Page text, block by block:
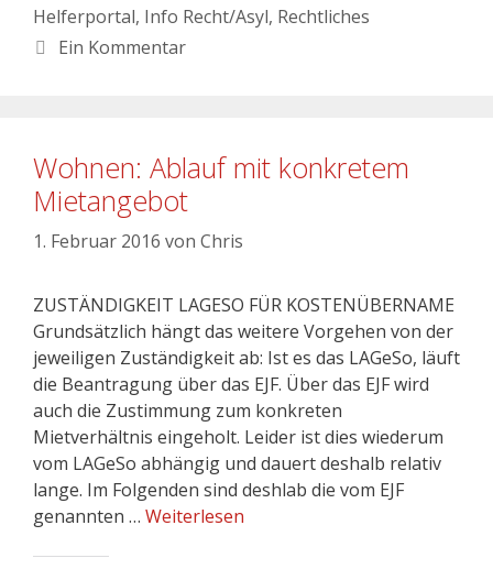
Helferportal, Info Recht/Asyl, Rechtliches
Ein Kommentar
Wohnen: Ablauf mit konkretem
Mietangebot
1. Februar 2016 von Chris
ZUSTÄNDIGKEIT LAGESO FÜR KOSTENÜBERNAME
Grundsätzlich hängt das weitere Vorgehen von der
jeweiligen Zuständigkeit ab: Ist es das LAGeSo, läuft
die Beantragung über das EJF. Über das EJF wird
auch die Zustimmung zum konkreten
Mietverhältnis eingeholt. Leider ist dies wiederum
vom LAGeSo abhängig und dauert deshalb relativ
lange. Im Folgenden sind deshlab die vom EJF
genannten … Weiterlesen